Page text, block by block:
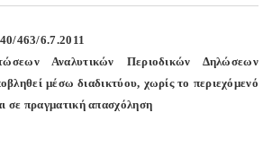
463/6.7.2011
Αναλυτικών Περιοδικών Δηλώσεων
μέσω διαδικτύου, χωρίς το περιεχόμενό
σε πραγματική απασχόληση